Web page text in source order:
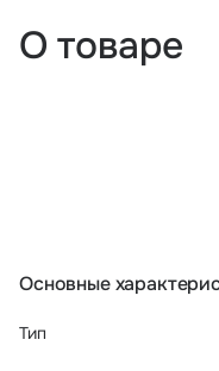
О товаре
Основные
Тип